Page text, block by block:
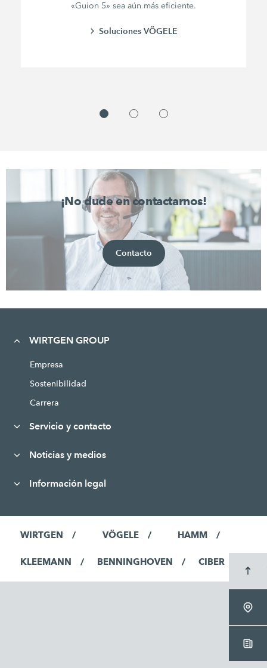
«Guion 5» sea aún más eficiente.
Soluciones VÖGELE
¡No dude en contactarnos!
Contacto
WIRTGEN GROUP
Empresa
Sostenibilidad
Carrera
Servicio y contacto
Noticias y medios
Información legal
WIRTGEN VÖGELE HAMM
KLEEMANN BENNINGHOVEN CIBER